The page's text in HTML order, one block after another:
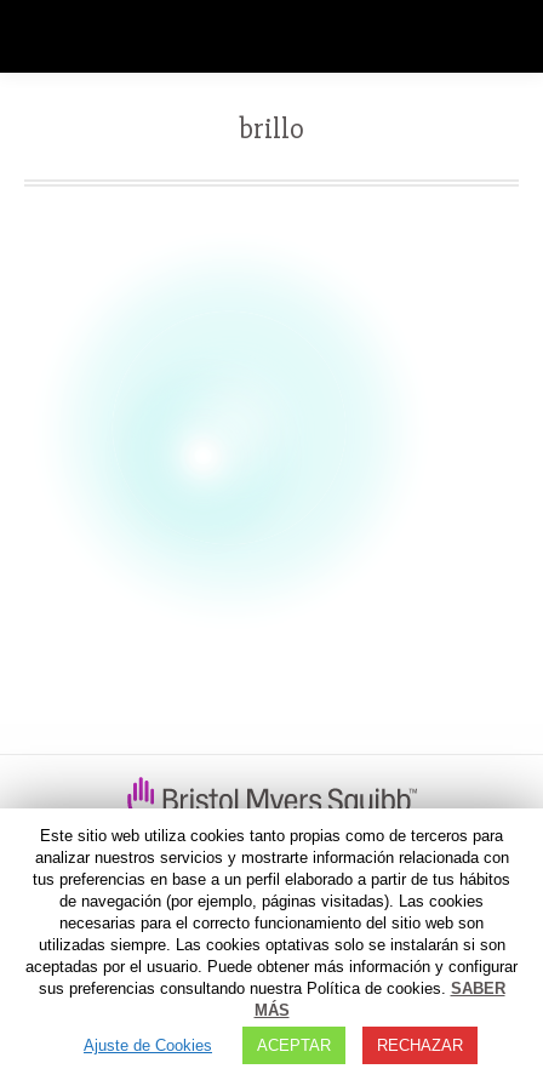
brillo
AVISO LEGAL I POLITICA DE PRIVACIDAD I AVISO
FARMACOVIGILANCIA
Este sitio web utiliza cookies tanto propias como de terceros para
analizar nuestros servicios y mostrarte información relacionada con
tus preferencias en base a un perfil elaborado a partir de tus hábitos
de navegación (por ejemplo, páginas visitadas). Las cookies
necesarias para el correcto funcionamiento del sitio web son
utilizadas siempre. Las cookies optativas solo se instalarán si son
aceptadas por el usuario. Puede obtener más información y configurar
sus preferencias consultando nuestra Política de cookies. SABER
MÁS
Ajuste de Cookies
ACEPTAR RECHAZAR